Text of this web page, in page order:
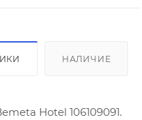
НАЛИЧИЕ
Hotel 106109091.